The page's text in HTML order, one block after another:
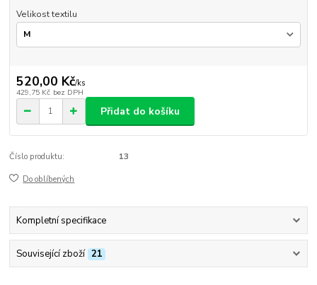
Velikost textilu
520,00 Kč/ks
429,75 Kč bez DPH
Přidat do košíku
Číslo produktu: 13
Do oblíbených
Kompletní specifikace
Související zboží 21